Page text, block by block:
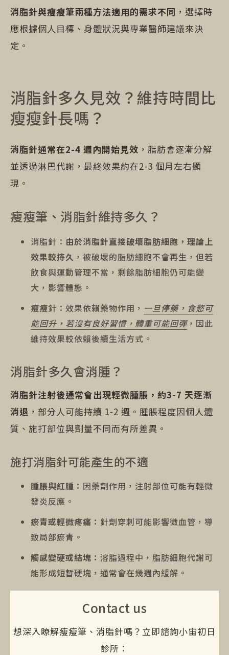
消脂針與瘦瘦筆兩種方法適用的需求不同 ，選擇時
應根據個人目標、身體狀況與專業醫師建議來決
定。
消脂針多久見效？維持時間比
瘦瘦針長嗎？
消脂針通常在2-4 週內開始見效 ，脂肪會逐漸分解
並透過淋巴代謝，最終效果約在2-3 個月左右顯
現。
瘦瘦筆、消脂針維持多久？
消脂針： 由於消脂針直接破壞脂肪細胞，理論上
效果較持久 ，被破壞的脂肪細胞不會再生，但若
飲食與運動管理不當，剩餘脂肪細胞仍可能變
大，影響體態。
瘦瘦針：效果依賴藥物作用， 一旦停藥，食慾可
能回升，若沒有良好習慣，體重可能回彈，因此
維持效果較依賴後續生活方式。
消脂針多久會消腫？
消脂針注射後通常會出現輕微腫脹，約3-7 天逐漸
消退 ，部分人可能持續 1-2 週。腫脹程度因個人體
質、施打部位與劑量不同而有所差異。
施打消脂針可能產生的不適
腫脹與紅腫： 因藥劑作用，注射部位可能有輕微
發炎反應。
瘀青或輕微疼痛： 針劑穿刺可能影響微血管，導
致局部瘀青。
觸感變硬或結塊： 溶脂過程中，脂肪細胞代謝可
能形成短暫硬塊，通常會在幾週內緩解。
Contact us
想深入瞭解瘦瘦筆、消脂針嗎？立即諮詢小宙初日
診所：